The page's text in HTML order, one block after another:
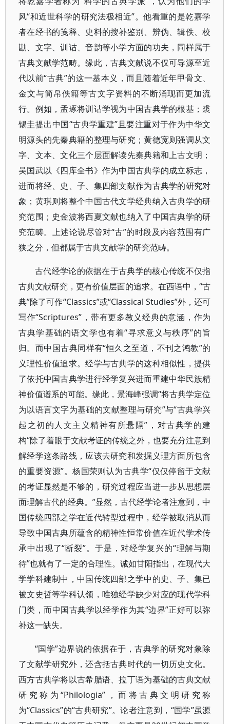
风“和近世科学的研究法极相近”。他看重的是乾嘉学
者在经书的笺释、史料的搜补鉴别、辨伪、辑佚、校
勘、文字、训诂、音韵等小学方面的功夫，同样属于
古典文献学范畴。缘此，古典文献说不仅可导源至近
代以前“古典”的这一基本义，而且随着近年甲骨文、
金文与简帛佚籍等古文字资料的不断涌现而更加流
行。例如，孟琢将训诂学视为中国古典学的根基；裘
锡圭提出中国“古典学重建”且要注重对于作为中华文
明源头的先秦典籍的整理与研究；黄德宽则强调从文
字、文本、文化三个层面解读先秦典籍和上古文明；
吴国武以《四库全书》作为中国古典学的成立标志，
进而将经、史、子、集四部文献作为古典学的研究对
象；黄琪则将整个中国古代文学经典纳入古典学的研
究范围；史金波将西夏文献也纳入了中国古典学的研
究范畴。上述论说尽管对“古”的时段及内容范围有广
狭之分，但都属于古典文献学的研究范畴。
古代经学论的依据在于古典学的核心传统不仅指
古典文献研究，更有价值层面的追求。在西语中，“古
典”除了可作“Classics”或“Classical Studies”外，还可
写作“Scriptures”，带有更多教义经典的意涵，作为
古典学基础的语文学也有着“寻求意义与秩序”的旨
归。而中国古典同样有“恒久之至道，不刊之鸿教”的
义理性价值追求。经学与古典学的这种相似性，提供
了依托中国古典学进行经学复兴进而重建中华民族精
神价值谱系的可能。缘此，景海峰强调“将古典学定位
为以语言文字为基础的文献整理与研究”与“古典学兴
起之初的人文主义精神有所悬隔”，对古典学的建
构“除了着眼于文献考证的传统之外，也要充分注意到
解经学这条路线，应该去研究和发掘义理方面所包含
的重要资源”。杨国荣则认为古典学“仅仅停留于文献
的考证显然是不够的，研究过程应当进一步从思想层
面理解古代的经典。”显然，古代经学论者注意到，中
国传统四部之学在近代转型过程中，经学被取消从而
导致中国古典所蕴含的精神性恒常价值在近代学术传
承中出现了“断裂”。于是，对经学复兴的“理解与期
待”也就有了一定的合理性。诚如甘阳指出，在现代大
学学科建制中，中国传统四部之学中的史、子、集已
被文史哲等学科认领，唯独经学缺少对应的现代学科
门类，而中国古典学以经学作为其“边界”正好可以弥
补这一缺失。
“国学”边界说的依据在于，古典学的研究对象除
了文献学研究外，还含括古典时代的一切历史文化。
西方古典学将以古希腊语、拉丁语为基础的古典文献
研究称为“Philologia”，而将古典文明研究称
为“Classics”的“古典研究”。论者注意到，“国学”虽源